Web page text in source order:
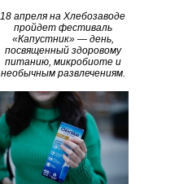
18 апреля на Хлебозаводе
пройдет фестиваль
«Капустник» — день,
посвященный здоровому
питанию, микробиоте и
необычным развлечениям.